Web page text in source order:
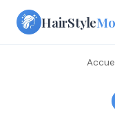
Skip
HairStyle